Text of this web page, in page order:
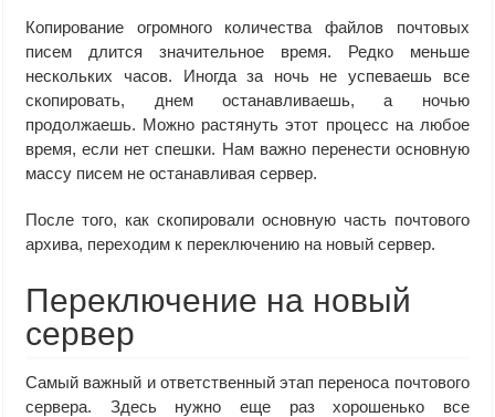
Копирование огромного количества файлов почтовых
писем длится значительное время. Редко меньше
нескольких часов. Иногда за ночь не успеваешь все
скопировать, днем останавливаешь, а ночью
продолжаешь. Можно растянуть этот процесс на любое
время, если нет спешки. Нам важно перенести основную
массу писем не останавливая сервер.
После того, как скопировали основную часть почтового
архива, переходим к переключению на новый сервер.
Переключение на новый
сервер
Самый важный и ответственный этап переноса почтового
сервера. Здесь нужно еще раз хорошенько все